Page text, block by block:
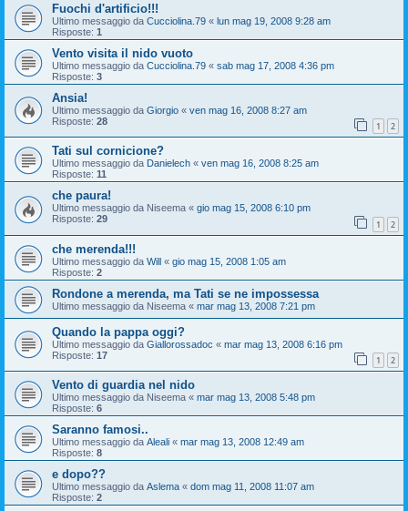
Fuochi d'artificio!!!
Ultimo messaggio da Cucciolina.79 « lun mag 19, 2008 9:28 am
Risposte: 1
Vento visita il nido vuoto
Ultimo messaggio da Cucciolina.79 « sab mag 17, 2008 4:36 pm
Risposte: 3
Ansia!
Ultimo messaggio da Giorgio « ven mag 16, 2008 8:27 am
Risposte: 28 1 2
Tati sul cornicione?
Ultimo messaggio da Danielech « ven mag 16, 2008 8:25 am
Risposte: 11
che paura!
Ultimo messaggio da Niseema « gio mag 15, 2008 6:10 pm
Risposte: 29 1 2
che merenda!!!
Ultimo messaggio da Will « gio mag 15, 2008 1:05 am
Risposte: 2
Rondone a merenda, ma Tati se ne impossessa
Ultimo messaggio da Niseema « mar mag 13, 2008 7:21 pm
Quando la pappa oggi?
Ultimo messaggio da Giallorossadoc « mar mag 13, 2008 6:16 pm
Risposte: 17 1 2
Vento di guardia nel nido
Ultimo messaggio da Niseema « mar mag 13, 2008 5:48 pm
Risposte: 6
Saranno famosi..
Ultimo messaggio da Aleali « mar mag 13, 2008 12:49 am
Risposte: 8
e dopo??
Ultimo messaggio da Aslema « dom mag 11, 2008 11:07 am
Risposte: 2